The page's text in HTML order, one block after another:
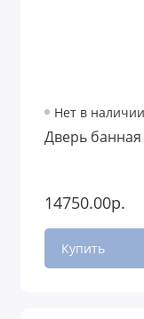
Нет в наличии
Дверь
14750.00р.
Купить